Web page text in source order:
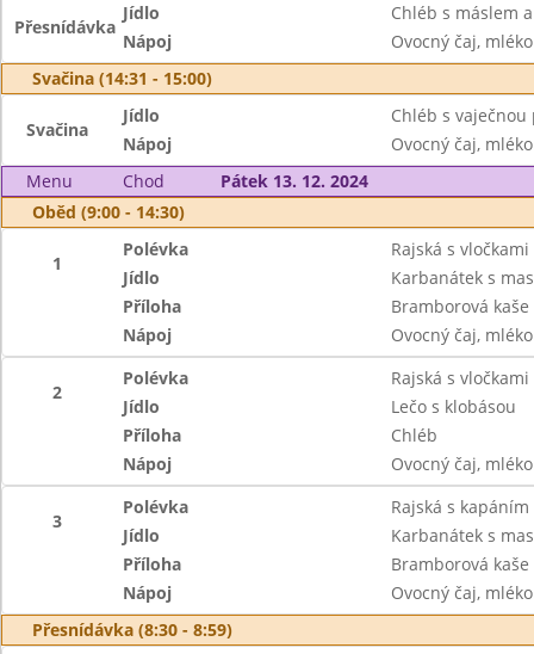
Přesnídávka
Jídlo
Chléb s máslem
Nápoj
Ovocný čaj, mléko
Svačina (14:31 - 15:00)
Svačina
Jídlo
Chléb s
Nápoj
Ovocný čaj, mléko
Menu
Chod
Pátek 13. 12. 2024
Oběd (9:00 - 14:30)
1
Polévka
Rajská s vločkami
Jídlo
Karbanátek s
Příloha
Bramborová kaše
Nápoj
Ovocný čaj, mléko
2
Polévka
Rajská s vločkami
Jídlo
Lečo s klobásou
Příloha
Chléb
Nápoj
Ovocný čaj, mléko
3
Polévka
Rajská s
Jídlo
Karbanátek s
Příloha
Bramborová kaše
Nápoj
Ovocný čaj, mléko
Přesnídávka (8:30 - 8:59)